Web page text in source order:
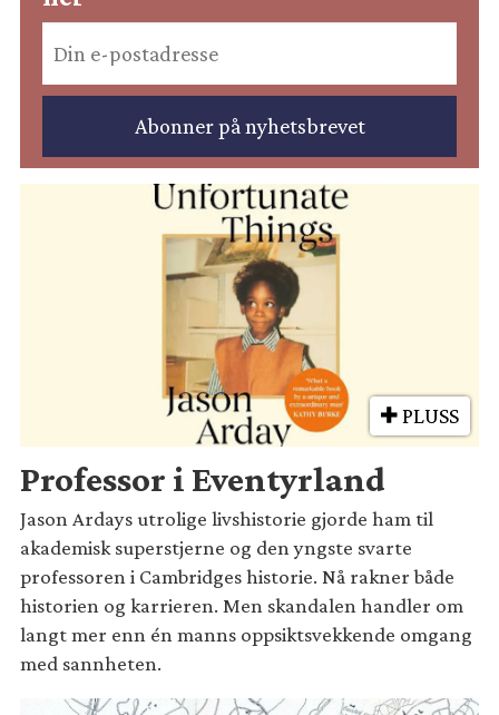
PLUSS
Professor i Eventyrland
Jason Ardays utrolige livshistorie gjorde ham til
akademisk superstjerne og den yngste svarte
professoren i Cambridges historie. Nå rakner både
historien og karrieren. Men skandalen handler om
langt mer enn én manns oppsiktsvekkende omgang
med sannheten.